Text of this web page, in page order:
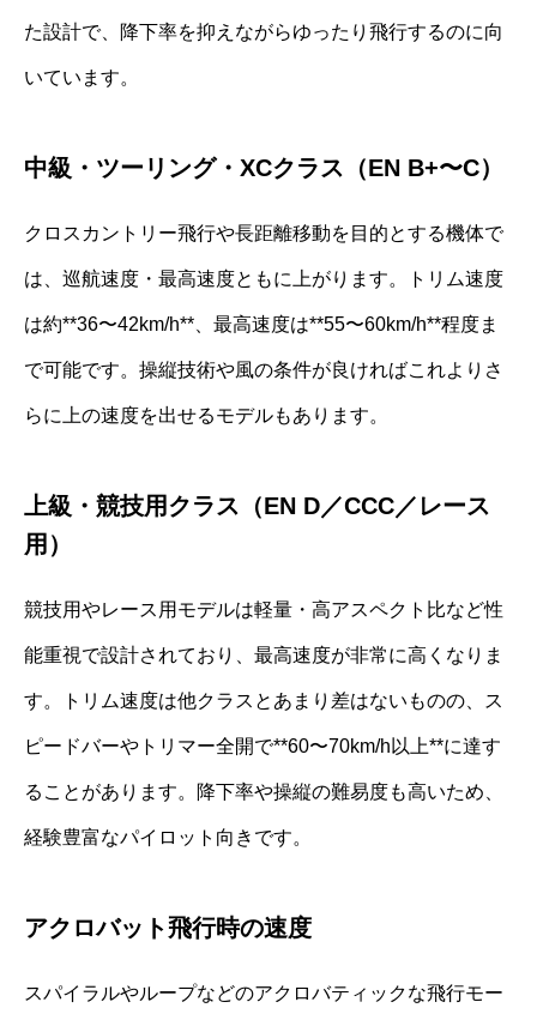
た設計で、降下率を抑えながらゆったり飛行するのに向
いています。
中級・ツーリング・XCクラス（EN B+〜C）
クロスカントリー飛行や長距離移動を目的とする機体で
は、巡航速度・最高速度ともに上がります。トリム速度
は約**36〜42km/h**、最高速度は**55〜60km/h**程度ま
で可能です。操縦技術や風の条件が良ければこれよりさ
らに上の速度を出せるモデルもあります。
上級・競技用クラス（EN D／CCC／レース
用）
競技用やレース用モデルは軽量・高アスペクト比など性
能重視で設計されており、最高速度が非常に高くなりま
す。トリム速度は他クラスとあまり差はないものの、ス
ピードバーやトリマー全開で**60〜70km/h以上**に達す
ることがあります。降下率や操縦の難易度も高いため、
経験豊富なパイロット向きです。
アクロバット飛行時の速度
スパイラルやループなどのアクロバティックな飛行モー